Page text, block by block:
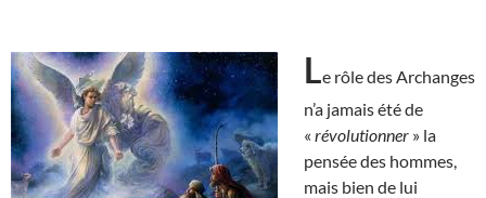
Le rôle des Archanges
n’a jamais été de
« révolutionner » la
pensée des hommes,
mais bien de lui